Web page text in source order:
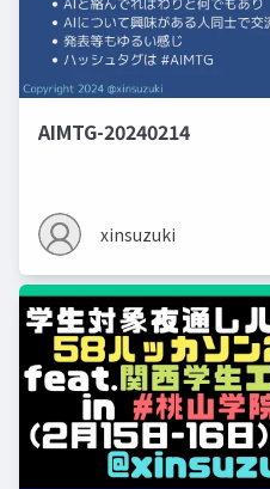
AIMTG-20240214
xinsuzuki